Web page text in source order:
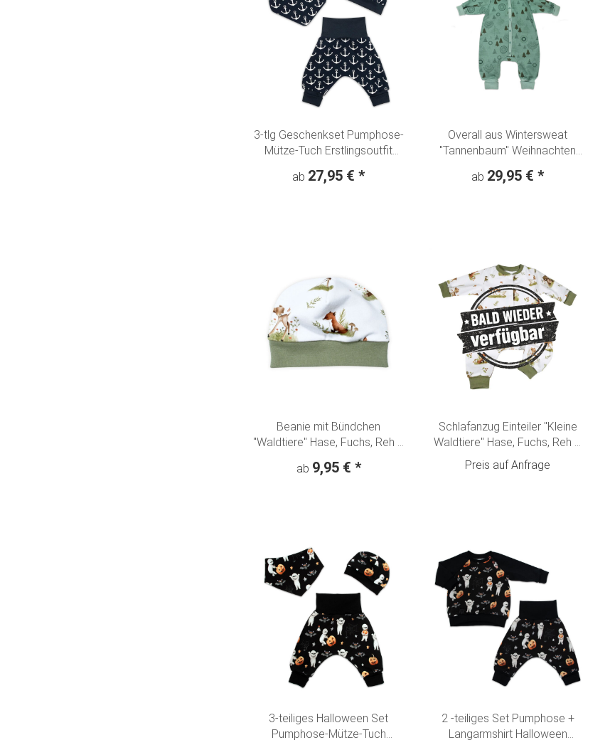
3-tlg Geschenkset Pumphose-
Mütze-Tuch Erstlingsoutfit
ab 27,95 € *
Overall aus Wintersweat
"Tannenbaum" Weihnachten
ab 29,95 € *
Beanie mit Bündchen
"Waldtiere" Hase, Fuchs, Reh &
ab 9,95 € *
Schlafanzug Einteiler "Kleine
Waldtiere" Hase, Fuchs, Reh &
Bär creme-olivgrün
Preis auf Anfrage
3-teiliges Halloween Set
Pumphose-Mütze-Tuch
2 -teiliges Set Pumphose +
Langarmshirt Halloween